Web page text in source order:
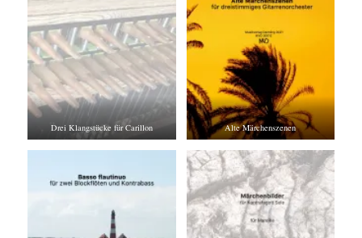
Drei Klangstücke für Carillon Alte Märchenszenen